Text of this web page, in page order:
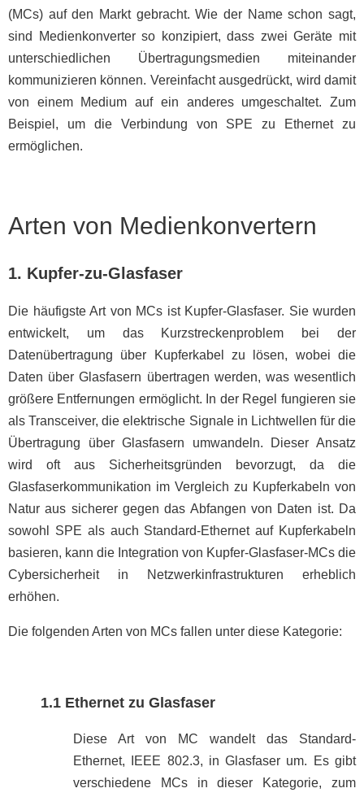
(MCs) auf den Markt gebracht. Wie der Name schon sagt,
sind Medienkonverter so konzipiert, dass zwei Geräte mit
unterschiedlichen Übertragungsmedien miteinander
kommunizieren können. Vereinfacht ausgedrückt, wird damit
von einem Medium auf ein anderes umgeschaltet. Zum
Beispiel, um die Verbindung von SPE zu Ethernet zu
ermöglichen.
Arten von Medienkonvertern
1. Kupfer-zu-Glasfaser
Die häufigste Art von MCs ist Kupfer-Glasfaser. Sie wurden
entwickelt, um das Kurzstreckenproblem bei der
Datenübertragung über Kupferkabel zu lösen, wobei die
Daten über Glasfasern übertragen werden, was wesentlich
größere Entfernungen ermöglicht. In der Regel fungieren sie
als Transceiver, die elektrische Signale in Lichtwellen für die
Übertragung über Glasfasern umwandeln. Dieser Ansatz
wird oft aus Sicherheitsgründen bevorzugt, da die
Glasfaserkommunikation im Vergleich zu Kupferkabeln von
Natur aus sicherer gegen das Abfangen von Daten ist. Da
sowohl SPE als auch Standard-Ethernet auf Kupferkabeln
basieren, kann die Integration von Kupfer-Glasfaser-MCs die
Cybersicherheit in Netzwerkinfrastrukturen erheblich
erhöhen.
Die folgenden Arten von MCs fallen unter diese Kategorie:
1.1 Ethernet zu Glasfaser
Diese Art von MC wandelt das Standard-
Ethernet, IEEE 802.3, in Glasfaser um. Es gibt
verschiedene MCs in dieser Kategorie, zum